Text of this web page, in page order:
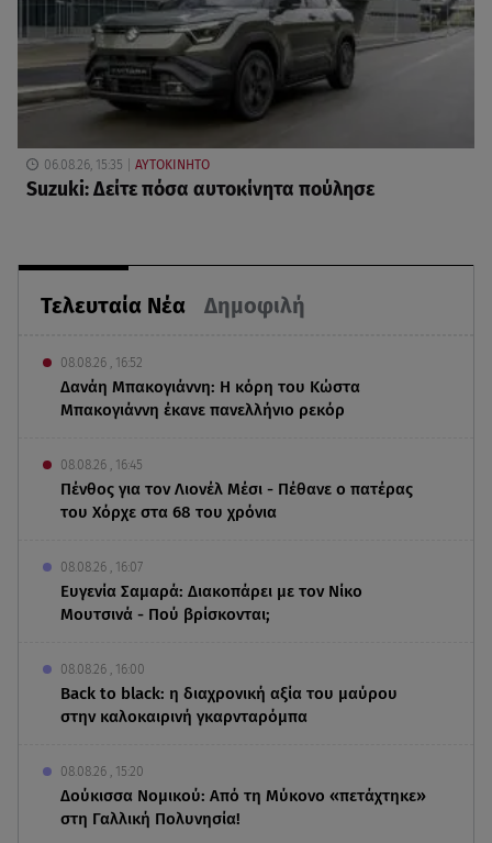
Τελευταία Νέα Δημοφιλή
08.08.26 , 16:52
Δανάη Μπακογιάννη: Η κόρη του Κώστα
Μπακογιάννη έκανε πανελλήνιο ρεκόρ
08.08.26 , 16:45
Πένθος για τον Λιονέλ Μέσι - Πέθανε ο πατέρας
του Χόρχε στα 68 του χρόνια
08.08.26 , 16:07
Ευγενία Σαμαρά: Διακοπάρει με τον Νίκο
Μουτσινά - Πού βρίσκονται;
08.08.26 , 16:00
Back to black: η διαχρονική αξία του μαύρου
στην καλοκαιρινή γκαρνταρόμπα
08.08.26 , 15:20
Δούκισσα Νομικού: Από τη Μύκονο «πετάχτηκε»
στη Γαλλική Πολυνησία!
06.08.26, 15:35 ΑΥΤΟΚΙΝΗΤΟ
Suzuki: Δείτε πόσα αυτοκίνητα πούλησε